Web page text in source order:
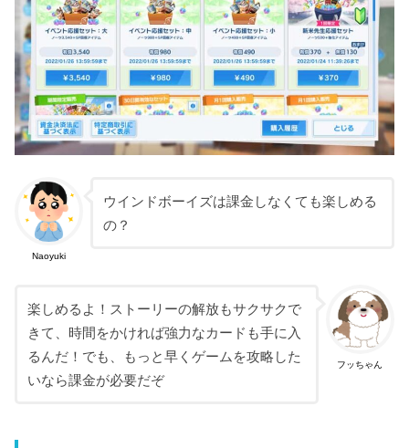
Naoyuki
ウインドボーイズは課金しなくても楽しめる
の？
フッちゃん
楽しめるよ！ストーリーの解放もサクサクで
きて、時間をかければ強力なカードも手に入
るんだ！でも、もっと早くゲームを攻略した
いなら課金が必要だぞ